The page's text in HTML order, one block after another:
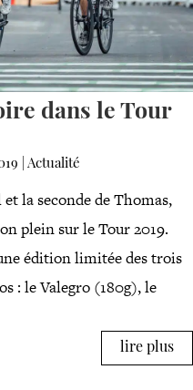
dans le Tour
Actualité
la seconde de Thomas,
plein sur le Tour 2019.
édition limitée des trois
: le Valegro (180g), le
lire plus